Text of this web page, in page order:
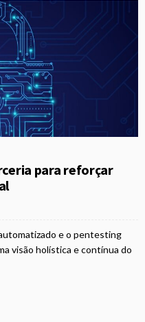
para reforçar
e o pentesting
visão holística e contínua do